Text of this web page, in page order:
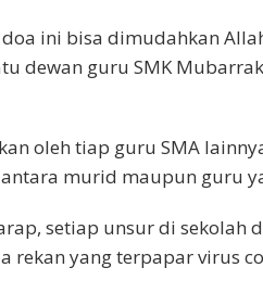
ini bisa dimudahkan
dewan guru SMK
oleh tiap guru SMA
murid maupun guru
setiap unsur di sekolah
rekan yang terpapar virus